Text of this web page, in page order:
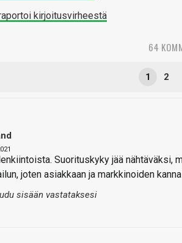
kirjoitusvirheestä
64
1 2
Suorituskyky jää nähtäväksi,
joten asiakkaan ja markkinoiden
sisään vastataksesi